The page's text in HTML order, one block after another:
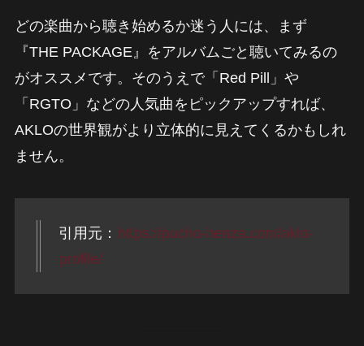
どの楽曲から聴き始めるか迷う人には、まず
『THE PACKAGE』をアルバムごと聴いてみるの
がオススメです。そのうえで「Red Pill」や
「RGTO」などの人気曲をピックアップすれば、
AKLOの世界観がより立体的に見えてくるかもしれ
ません。
引用元： https://pucho-henza.com/aklo-
profile/